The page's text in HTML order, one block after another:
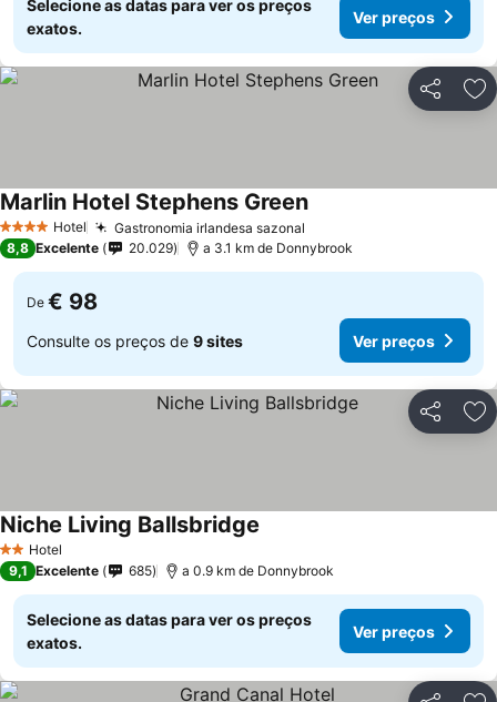
Selecione as datas para ver os preços
exatos.
Ver preços
Partilhar
4 EstrelasHotel Gastronomia irlandesa sazonal
Marlin Hotel Stephens GreenVer preços
8,8 Excelente 20.029 a 3.1 km de Donnybrook
De € 98
Consulte os preços de 9 sites Ver preços
Partilhar
2 Estrelas
Hotel
Niche Living Ballsbridge
9,1 Excelente 685 a 0.9 km de Donnybrook
Selecione as datas para ver os preços
exatos.
Ver preços